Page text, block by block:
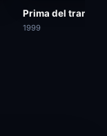
Prima del
1999